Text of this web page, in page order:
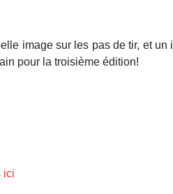
image sur les pas de tir, et
pour la troisième édition!
ici